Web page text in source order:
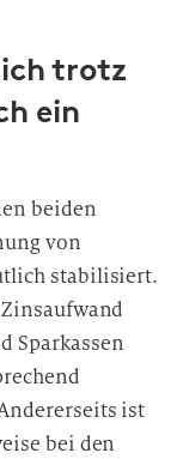
trotz
ein
beiden
von
stabilisiert.
Sparkassen
ist
bei den